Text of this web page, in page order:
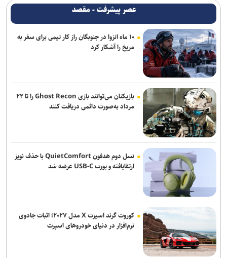
انتصابات جدید در موزه ملی انقلاب اسلامی و دفاع مقدس
از تولیدات مشترک سینمایی تا حضور در نمایشگاه کتاب تهران
احیای ۹۵ واحد تولیدی آسیب‌دیده از جنگ در استان تهران
پویش ملی «نامه‌ای از آسمان» همزمان با بارش شهابی برساوشی برگزار
می‌شود
دهمین فستیوال رقابتی پیانو «کلارا» شهریورماه برگزار می‌شود/ انتشار
پوستر فستیوال
حدیث جان‌بزرگی: خبرنگاری یک کارگاه تجربی برای مستندسازی بود
عصر پیشرفت - مقصد
۱۰ ماه انزوا در جنوبگان راز کار تیمی برای سفر به
مریخ را آشکار کرد
بازیکنان می‌توانند بازی Ghost Recon را تا ۲۲
مرداد به‌صورت دائمی دریافت کنند
نسل دوم هدفون QuietComfort با حذف نویز
ارتقایافته و پورت USB-C عرضه شد
کوروت گرند اسپرت X مدل ۲۰۲۷؛ اثبات جادوی
نرم‌افزار در دنیای خودروهای اسپرت